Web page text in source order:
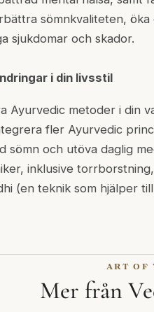
sömnkvaliteten,
sjukdomar och skador.
i din livsstil
Ayurvedic metoder i din
fler Ayurvedic
sömn och utöva daglig
inklusive
(en teknik som hjälper
ART OF
Mer från